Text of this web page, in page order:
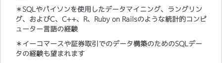
＊SQLやパイソンを使用したデータマイニング、ラングリン
グ、およびC、C++、R、Ruby on Railsのような統計的コンピ
ューター言語の経験
＊イーコマースや証券取引でのデータ構築のためのSQLデー
タの経験も望まれます